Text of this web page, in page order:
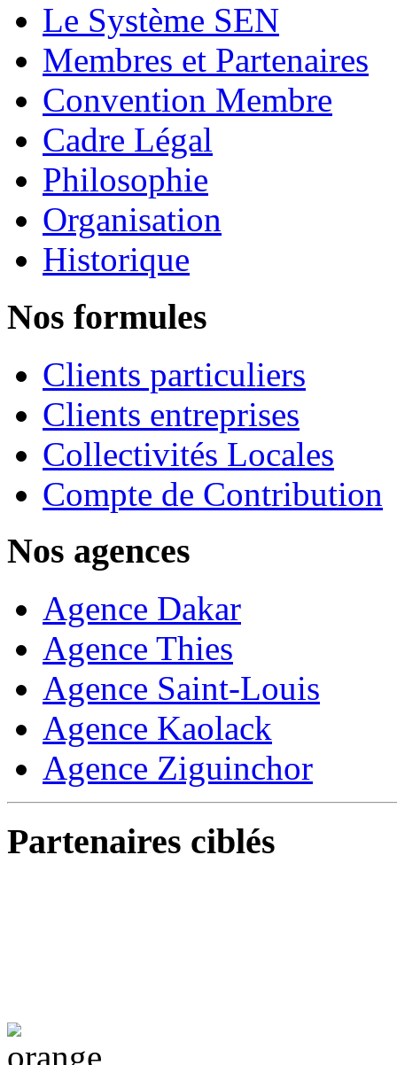
Le Système SEN
Membres et Partenaires
Convention Membre
Cadre Légal
Philosophie
Organisation
Historique
Nos formules
Clients particuliers
Clients entreprises
Collectivités Locales
Compte de Contribution
Nos agences
Agence Dakar
Agence Thies
Agence Saint-Louis
Agence Kaolack
Agence Ziguinchor
Partenaires ciblés